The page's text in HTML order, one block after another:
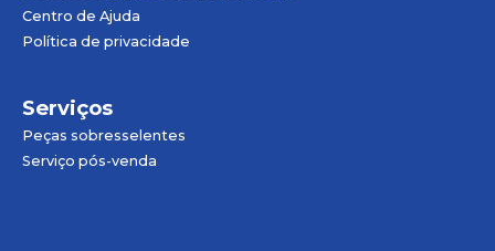
Centro de Ajuda
Política de privacidade
Serviços
Peças sobresselentes
Serviço pós-venda